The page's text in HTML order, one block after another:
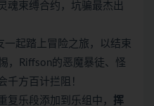
魂束缚合约，坑骗最杰出
一起踏上冒险之旅，以结束
，Riffson的恶魔暴徒、怪
千方百计拦阻！
复乐段添加到乐组中， 挥